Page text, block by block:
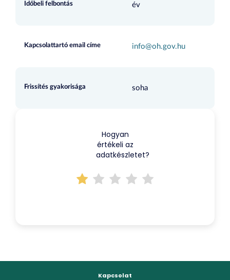
Időbeli felbontás év
Kapcsolattartó email címe info@oh.gov.hu
Frissítés gyakorisága soha
Hogyan
értékeli az
adatkészletet?
Kapcsolat